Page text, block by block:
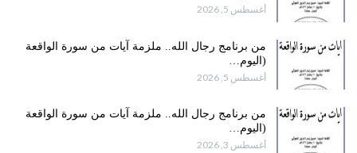
أغسطس 5, 2026
من برنامج رجال الله.. ملزمة آيات من سورة الواقعة
(اليوم…
أغسطس 5, 2026
من برنامج رجال الله.. ملزمة آيات من سورة الواقعة
(اليوم…
أغسطس 3, 2026